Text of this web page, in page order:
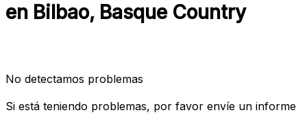
en Bilbao, Basque Country
No detectamos problemas
Si está teniendo problemas, por favor envíe un informe